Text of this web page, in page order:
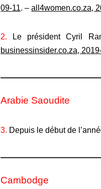
09-11. –all4women.co.za,
2. Le président Cyril
businessinsider.co.za,
Arabie Saoudite
3. Depuis le début de
Cambodge